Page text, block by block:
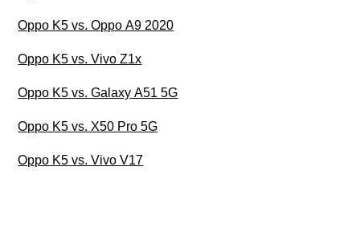
Oppo K5 vs. Oppo A9 2020
Oppo K5 vs. Vivo Z1x
Oppo K5 vs. Galaxy A51 5G
Oppo K5 vs. X50 Pro 5G
Oppo K5 vs. Vivo V17